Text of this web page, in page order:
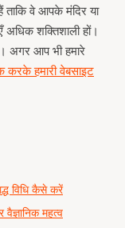
वे आपके मंदिर या
शक्तिशाली हों।
अगर आप भी हमारे
करके हमारी वेबसाइट
विधि कैसे करें
महत्व